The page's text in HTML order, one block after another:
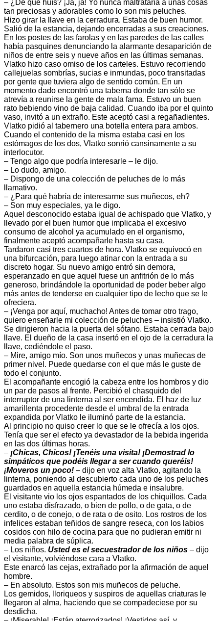
– ¿De qué huís? ¡Ja, ja! Yo nunca maltrataría a unas cosas
tan preciosas y adorables como lo son mis peluches.
Hizo girar la llave en la cerradura. Estaba de buen humor.
Salió de la estancia, dejando encerradas a sus creaciones.
En los postes de las farolas y en las paredes de las calles
había pasquines denunciando la alarmante desaparición de
niños de entre seis y nueve años en las últimas semanas.
Vlatko hizo caso omiso de los carteles. Estuvo recorriendo
callejuelas sombrías, sucias e inmundas, poco transitadas
por gente que tuviera algo de sentido común. En un
momento dado encontró una taberna donde tan sólo se
atrevía a reunirse la gente de mala fama. Estuvo un buen
rato bebiendo vino de baja calidad. Cuando iba por el quinto
vaso, invitó a un extraño. Este aceptó casi a regañadientes.
Vlatko pidió al tabernero una botella entera para ambos.
Cuando el contenido de la misma estaba casi en los
estómagos de los dos, Vlatko sonrió cansinamente a su
interlocutor.
– Tengo algo que podría interesarle – le dijo.
– Lo dudo, amigo.
– Dispongo de una colección de peluches de lo más
llamativo.
– ¿Para qué habría de interesarme sus muñecos, eh?
– Son muy especiales, ya le digo.
Aquel desconocido estaba igual de achispado que Vlatko, y
llevado por el buen humor que implicaba el excesivo
consumo de alcohol ya acumulado en el organismo,
finalmente aceptó acompañarle hasta su casa.
Tardaron casi tres cuartos de hora. Vlatko se equivocó en
una bifurcación, para luego atinar con la entrada a su
discreto hogar. Su nuevo amigo entró sin demora,
esperanzado en que aquel fuese un anfitrión de lo más
generoso, brindándole la oportunidad de poder beber algo
más antes de tenderse en cualquier tipo de lecho que se le
ofreciera.
– ¡Venga por aquí, muchacho! Antes de tomar otro trago,
quiero enseñarle mi colección de peluches – insistió Vlatko.
Se dirigieron hacia la puerta del sótano. Estaba cerrada bajo
llave. El dueño de la casa insertó en el ojo de la cerradura la
llave, cediéndole el paso.
– Mire, amigo mío. Son unos muñecos y unas muñecas de
primer nivel. Puede quedarse con el que más le guste de
todo el conjunto.
El acompañante encogió la cabeza entre los hombros y dio
un par de pasos al frente. Percibió el chasquido del
interruptor de una linterna al ser encendida. El haz de luz
amarillenta procedente desde el umbral de la entrada
expandida por Vlatko le iluminó parte de la estancia.
Al principio no quiso creer lo que se le ofrecía a los ojos.
Tenía que ser el efecto ya devastador de la bebida ingerida
en las dos últimas horas.
– ¡Chicas, Chicos! ¡Tenéis una visita! ¡Demostrad lo
simpáticos que podéis llegar a ser cuando queréis!
¡Moveros un poco! – dijo en voz alta Vlatko, agitando la
linterna, poniendo al descubierto cada uno de los peluches
guardados en aquella estancia húmeda e insalubre.
El visitante vio los ojos espantados de los chiquillos. Cada
uno estaba disfrazado, o bien de pollo, o de gata, o de
cerdito, o de conejo, o de rata o de osito. Los rostros de los
infelices estaban teñidos de sangre reseca, con los labios
cosidos con hilo de cocina para que no pudieran emitir ni
media palabra de súplica.
– Los niños. Usted es el secuestrador de los niños – dijo
el visitante, volviéndose cara a Vlatko.
Este enarcó las cejas, extrañado por la afirmación de aquel
hombre.
– En absoluto. Estos son mis muñecos de peluche.
Los gemidos, lloriqueos y suspiros de aquellas criaturas le
llegaron al alma, haciendo que se compadeciese por su
desdicha.